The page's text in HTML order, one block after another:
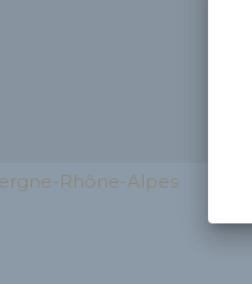
Rhône-Alpes